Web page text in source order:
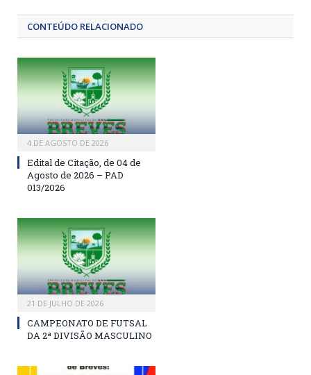
CONTEÚDO RELACIONADO
4 DE AGOSTO DE 2026
Edital de Citação, de 04 de
Agosto de 2026 – PAD
013/2026
21 DE JULHO DE 2026
CAMPEONATO DE FUTSAL
DA 2ª DIVISÃO MASCULINO